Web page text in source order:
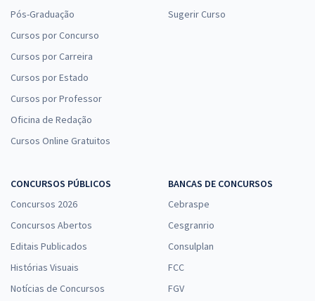
Pós-Graduação
Cursos por Concurso
Cursos por Carreira
Cursos por Estado
Cursos por Professor
Oficina de Redação
Cursos Online Gratuitos
Sugerir Curso
CONCURSOS PÚBLICOS
Concursos 2026
Concursos Abertos
Editais Publicados
Histórias Visuais
Notícias de Concursos
BANCAS DE CONCURSOS
Cebraspe
Cesgranrio
Consulplan
FCC
FGV